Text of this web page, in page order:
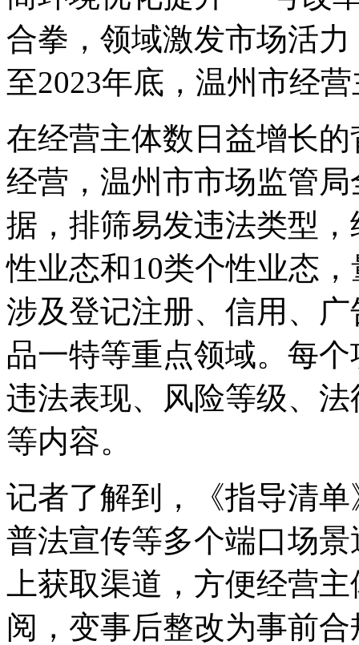
合拳，领域激发市场活
至2023年底，温州市经
在经营主体数日益增长
经营，温州市市场监管
据，排筛易发违法类型
性业态和10类个性业态
涉及登记注册、信用、
品一特等重点领域。每
违法表现、风险等级、
等内容。
记者了解到，《指导清
普法宣传等多个端口场
上获取渠道，方便经营
阅，变事后整改为事前